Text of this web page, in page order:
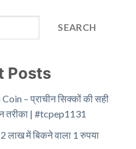
SEARCH
Posts
– प्राचीन सिक्कों की सही
तरीका | #tcpep1131
लाख में बिकने वाला 1 रुपया